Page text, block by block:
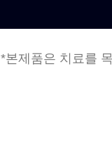
*본제품은 치료를